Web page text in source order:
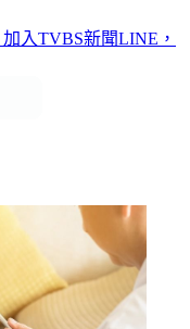
加入TVBS新聞LINE，